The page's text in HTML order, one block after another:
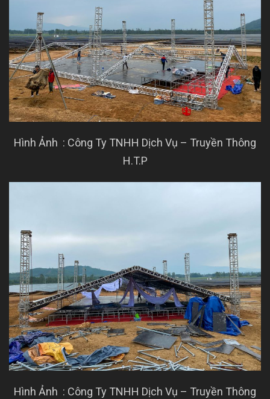
Hình Ảnh : Công Ty TNHH Dịch Vụ – Truyền Thông
H.T.P
Hình Ảnh : Công Ty TNHH Dịch Vụ – Truyền Thông